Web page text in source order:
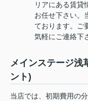
リアにある賃貸
お任せ下さい。
ております。ご
気軽にご連絡下
メインステージ浅
ント)
当店では、初期費用の